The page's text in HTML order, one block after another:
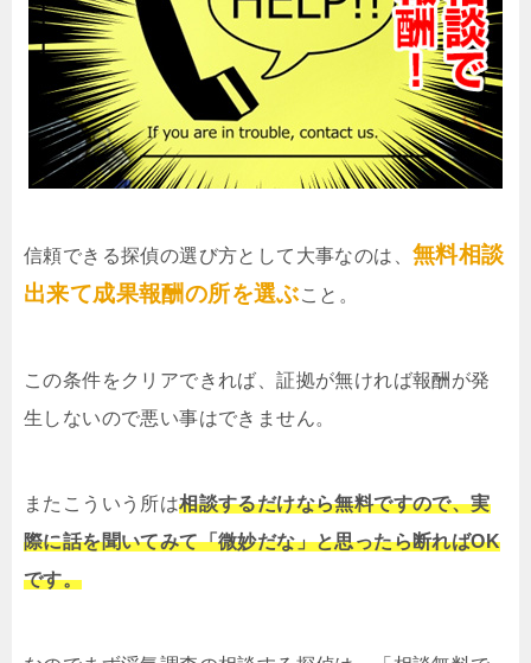
信頼できる探偵の選び方として大事なのは、 無料相談
出来て成果報酬の所を選ぶこと。
この条件をクリアできれば、証拠が無ければ報酬が発
生しないので悪い事はできません。
またこういう所は相談するだけなら無料ですので、実
際に話を聞いてみて「微妙だな」と思ったら断ればOK
です。